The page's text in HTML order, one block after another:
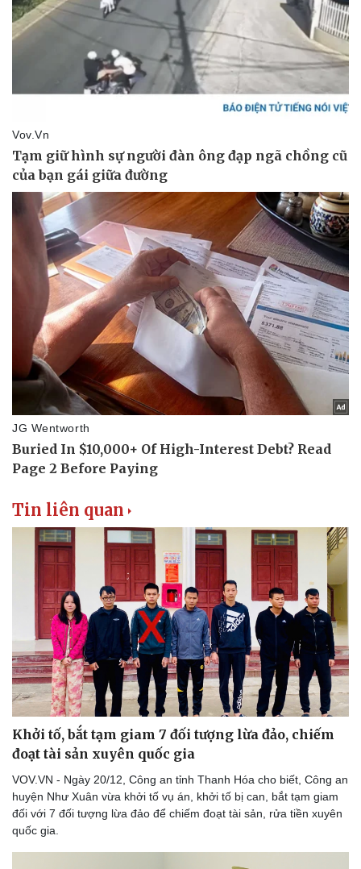
Bóng đá
Lịch thi đấu bóng đá
Ô tô - Xe máy
Ô tô
Tin liên quan
Khởi tố, bắt tạm giam 7 đối tượng lừa đảo, chiếm
đoạt tài sản xuyên quốc gia
VOV.VN - Ngày 20/12, Công an tỉnh Thanh Hóa cho biết, Công an
huyện Như Xuân vừa khởi tố vụ án, khởi tố bị can, bắt tạm giam
đối với 7 đối tượng lừa đảo để chiếm đoạt tài sản, rửa tiền xuyên
quốc gia.